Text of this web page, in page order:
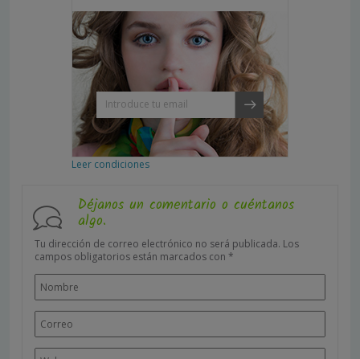
Leer condiciones
Déjanos un comentario o cuéntanos
algo.
Tu dirección de correo electrónico no será publicada. Los
campos obligatorios están marcados con *